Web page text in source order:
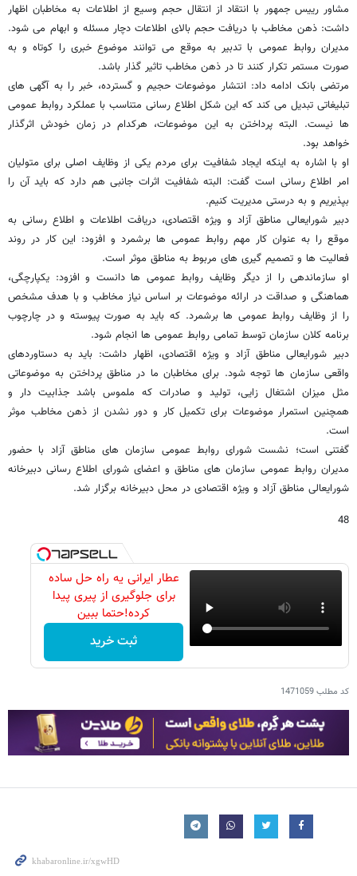
مشاور رییس جمهور با انتقاد از انتقال حجم وسیع از اطلاعات به مخاطبان اظهار
داشت: ذهن مخاطب با دریافت حجم بالای اطلاعات دچار مسئله و ابهام می شود.
مدیران روابط عمومی با تدبیر به موقع می توانند موضوع خبری را کوتاه و به
صورت مستمر تکرار کنند تا در ذهن مخاطب تاثیر گذار باشد.
مرتضی بانک ادامه داد: انتشار موضوعات حجیم و گسترده، خبر را به آگهی های
تبلیغاتی تبدیل می کند که این شکل اطلاع رسانی متناسب با عملکرد روابط عمومی
ها نیست. البته پرداختن به این موضوعات، هرکدام در زمان خودش اثرگذار
خواهد بود.
او با اشاره به اینکه ایجاد شفافیت برای مردم یکی از وظایف اصلی برای متولیان
امر اطلاع رسانی است گفت: البته شفافیت اثرات جانبی هم دارد که باید آن را
بپذیریم و به درستی مدیریت کنیم.
دبیر شورایعالی مناطق آزاد و ویژه اقتصادی، دریافت اطلاعات و اطلاع رسانی به
موقع را به عنوان کار مهم روابط عمومی ها برشمرد و افزود: این کار در روند
فعالیت ها و تصمیم گیری های مربوط به مناطق موثر است.
او سازماندهی را از دیگر وظایف روابط عمومی ها دانست و افزود: یکپارچگی،
هماهنگی و صداقت در ارائه موضوعات بر اساس نیاز مخاطب و با هدف مشخص
را از وظایف روابط عمومی ها برشمرد. که باید به صورت پیوسته و در چارچوب
برنامه کلان سازمان توسط تمامی روابط عمومی ها انجام شود.
دبیر شورایعالی مناطق آزاد و ویژه اقتصادی، اظهار داشت: باید به دستاوردهای
واقعی سازمان ها توجه شود. برای مخاطبان ما در مناطق پرداختن به موضوعاتی
مثل میزان اشتغال زایی، تولید و صادرات که ملموس باشد جذابیت دار و
همچنین استمرار موضوعات برای تکمیل کار و دور نشدن از ذهن مخاطب موثر
است.
گفتنی است؛ نشست شورای روابط عمومی سازمان های مناطق آزاد با حضور
مدیران روابط عمومی سازمان های مناطق و اعضای شورای اطلاع رسانی دبیرخانه
شورایعالی مناطق آزاد و ویژه اقتصادی در محل دبیرخانه برگزار شد.
48
عطار ایرانی یه راه حل ساده
برای جلوگیری از پیری پیدا
کرده!حتما ببین
ثبت خرید
کد مطلب1471059